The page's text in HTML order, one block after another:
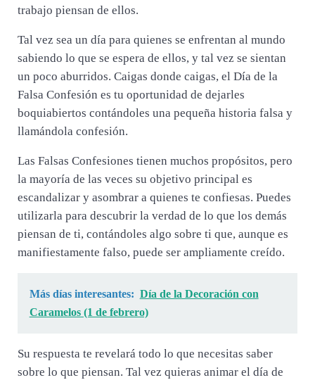
trabajo piensan de ellos.
Tal vez sea un día para quienes se enfrentan al mundo
sabiendo lo que se espera de ellos, y tal vez se sientan
un poco aburridos. Caigas donde caigas, el Día de la
Falsa Confesión es tu oportunidad de dejarles
boquiabiertos contándoles una pequeña historia falsa y
llamándola confesión.
Las Falsas Confesiones tienen muchos propósitos, pero
la mayoría de las veces su objetivo principal es
escandalizar y asombrar a quienes te confiesas. Puedes
utilizarla para descubrir la verdad de lo que los demás
piensan de ti, contándoles algo sobre ti que, aunque es
manifiestamente falso, puede ser ampliamente creído.
Más días interesantes: Día de la Decoración con
Caramelos (1 de febrero)
Su respuesta te revelará todo lo que necesitas saber
sobre lo que piensan. Tal vez quieras animar el día de